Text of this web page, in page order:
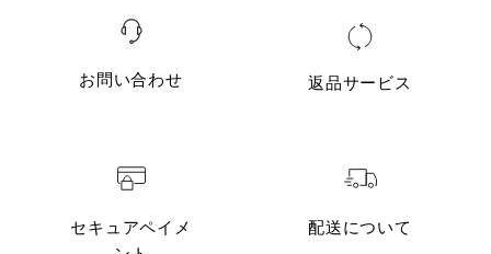
お問い合わせ 返品サービス
セキュアペイメ
配送について